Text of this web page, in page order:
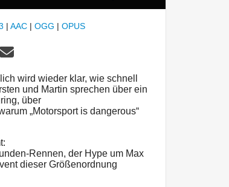
| AAC | OGG | OPUS
wird wieder klar, wie schnell
und Martin sprechen über ein
über
„Motorsport is dangerous“
Rennen, der Hype um Max
dieser Größenordnung